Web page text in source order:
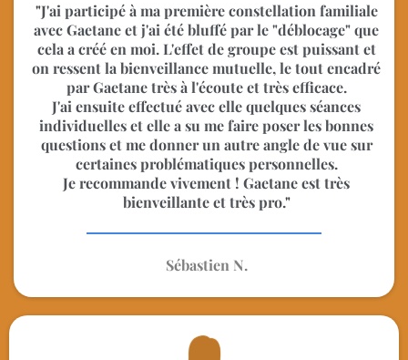
"J'ai participé à ma première constellation familiale
avec Gaetane et j'ai été bluffé par le "déblocage" que
cela a créé en moi. L'effet de groupe est puissant et
on ressent la bienveillance mutuelle, le tout encadré
par Gaetane très à l'écoute et très efficace.
J'ai ensuite effectué avec elle quelques séances
individuelles et elle a su me faire poser les bonnes
questions et me donner un autre angle de vue sur
certaines problématiques personnelles.
Je recommande vivement ! Gaetane est très
bienveillante et très pro."
Sébastien N.